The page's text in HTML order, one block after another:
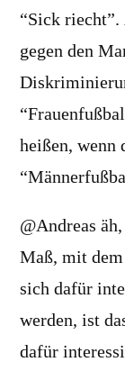
“Sick riecht”.
gegen den
heißen, wenn
@Andreas
Maß, mit
sich dafür
werden, ist
dafür